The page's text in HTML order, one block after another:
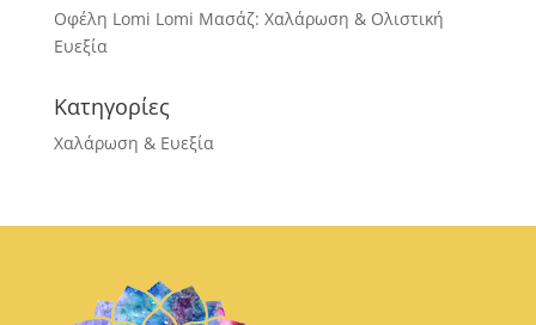
Οφέλη Lomi Lomi Μασάζ: Χαλάρωση & Ολιστική
Ευεξία
Κατηγορίες
Χαλάρωση & Ευεξία